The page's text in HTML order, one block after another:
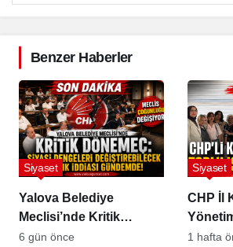
Benzer Haberler
Yalova Belediye
Meclisi’nde Kritik
Dönemeç
Siyaset
6 gün önce
CHP İl
Kararı
Siyaset
1 hafta